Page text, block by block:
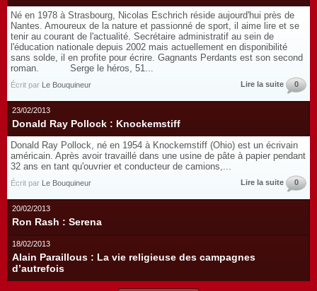
Né en 1978 à Strasbourg, Nicolas Eschrich réside aujourd'hui près de
Nantes. Amoureux de la nature et passionné de sport, il aime lire et se
tenir au courant de l'actualité. Secrétaire administratif au sein de
l'éducation nationale depuis 2002 mais actuellement en disponibilité
sans solde, il en profite pour écrire. Gagnants Perdants est son second
roman. Serge le héros, 51...
Écrit par Le Bouquineur Lire la suite 0
23/02/2013
Donald Ray Pollock : Knockemstiff
Donald Ray Pollock, né en 1954 à Knockemstiff (Ohio) est un écrivain
américain. Après avoir travaillé dans une usine de pâte à papier pendant
32 ans en tant qu'ouvrier et conducteur de camions,...
Écrit par Le Bouquineur Lire la suite 0
20/02/2013
Ron Rash : Serena
18/02/2013
Alain Paraillous : La vie religieuse des campagnes
d’autrefois